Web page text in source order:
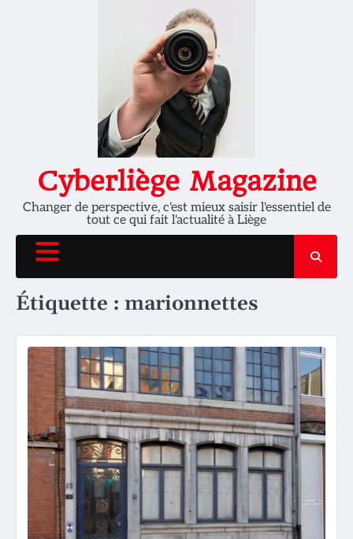
Cyberliège Magazine
Changer de perspective, c'est mieux saisir l'essentiel de
tout ce qui fait l'actualité à Liège
Étiquette : marionnettes